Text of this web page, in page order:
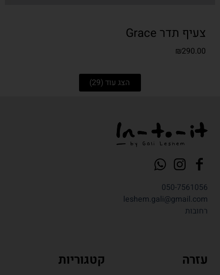
צעיף תדר Grace
₪290.00
הצג עוד (29)
050-7561056
leshem.gali@gmail.com
רחובות
עזרה קטגוריות